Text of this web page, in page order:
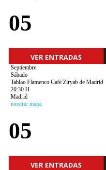
05
VER ENTRADAS
Septiembre
Sábado
Tablao Flamenco Café Ziryab de Madrid
20:30 H
Madrid
mostrar mapa
05
VER ENTRADAS